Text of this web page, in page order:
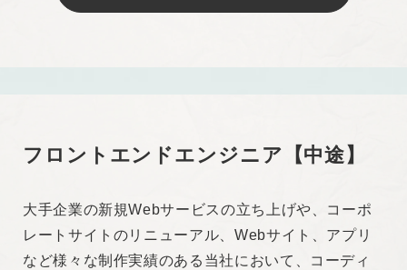
開発環境
CSSプリプロセッサ：SASS（SCSS記法）
CMS：WordPress
フロントエンドエンジニア【中途】
大手企業の新規Webサービスの立ち上げや、コーポ
レートサイトのリニューアル、Webサイト、アプリ
など様々な制作実績のある当社において、コーディ